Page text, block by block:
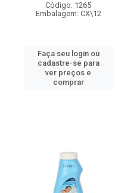
Código: 1265
Embalagem: CX\12
Faça seu login ou
cadastre-se para
ver preços e
comprar